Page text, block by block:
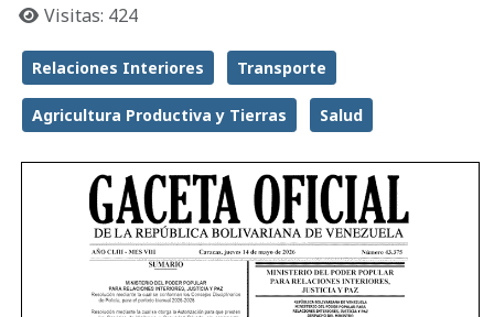
Visitas: 424
Relaciones Interiores Transporte
Agricultura Productiva y Tierras Salud